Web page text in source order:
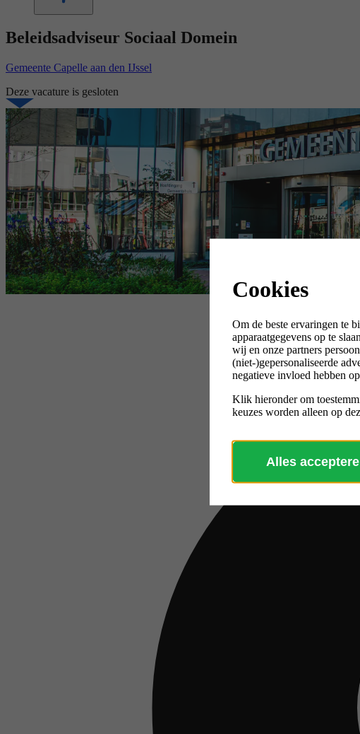
Beleidsadviseur Sociaal Domein
Gemeente Capelle aan den IJssel
Deze vacature is gesloten
Cookies
Om de beste ervaringen te
apparaatgegevens op te
wij en onze partners
(niet-)gepersonaliseerde
negatieve invloed hebben
Klik hieronder om
keuzes worden alleen op
Alles